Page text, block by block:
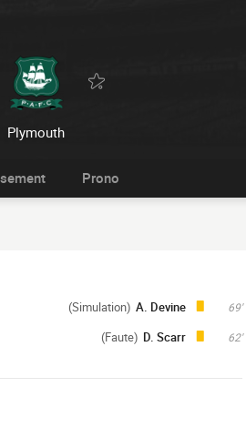
Plymouth
Prono
69'
A. Devine
(Simulation)
62'
D. Scarr
(Faute)